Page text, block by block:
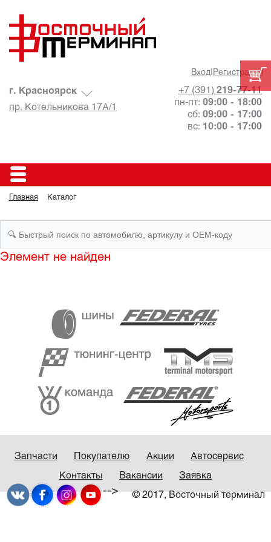
Вход| Регистрация
+7 (391) 219-77-11
пн-пт: 09:00 - 18:00
сб: 09:00 - 17:00
вс: 10:00 - 17:00
г. Красноярск
пр. Котельникова 17А/1
Главная Каталог
Элемент не найден
Запчасти Покупателю Акции Автосервис
Контакты Вакансии Заявка
© 2017, Восточный терминал
-->